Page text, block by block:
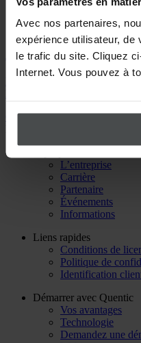
Avec nos partenaires,
expérience utilisateur, de
le trafic du site. Cliquez
Internet. Vous pouvez à
Appelez-nous
Nous répondons avec plaisir à
Contactez Quentic
L’entreprise
Carrière
Partenaire
Événements
Informations
Liens rapides
Conditions de
Politique de
Identification
Démarrer avec Quentic
Vos avantages
Technologie
Demandez une